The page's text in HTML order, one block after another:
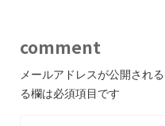
comment
メールアドレスが公開され
る欄は必須項目です